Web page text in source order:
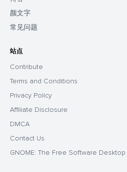
颜文字
常见问题
站点
Contribute
Terms and Conditions
Privacy Policy
Affiliate Disclosure
DMCA
Contact Us
GNOME: The Free Software